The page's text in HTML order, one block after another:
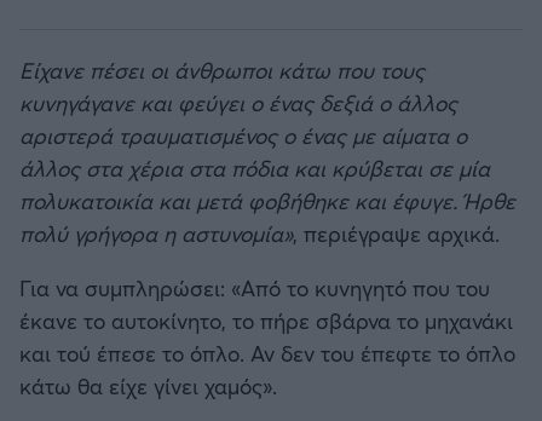
Είχανε πέσει οι άνθρωποι κάτω που τους
κυνηγάγανε και φεύγει ο ένας δεξιά ο άλλος
αριστερά τραυματισμένος ο ένας με αίματα ο
άλλος στα χέρια στα πόδια και κρύβεται σε μία
πολυκατοικία και μετά φοβήθηκε και έφυγε. Ήρθε
πολύ γρήγορα η αστυνομία», περιέγραψε αρχικά.
Για να συμπληρώσει: «Από το κυνηγητό που του
έκανε το αυτοκίνητο, το πήρε σβάρνα το μηχανάκι
και τού έπεσε το όπλο. Αν δεν του έπεφτε το όπλο
κάτω θα είχε γίνει χαμός».